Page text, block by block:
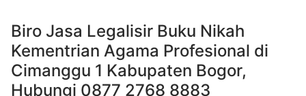
Biro Jasa Legalisir Buku Nikah
Kementrian Agama Profesional di
Cimanggu 1 Kabupaten Bogor,
Hubungi 0877 2768 8883